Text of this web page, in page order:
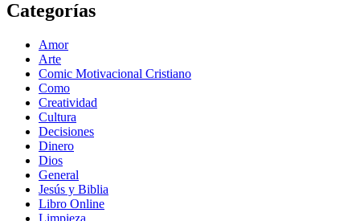
Categorías
Amor
Arte
Comic Motivacional Cristiano
Como
Creatividad
Cultura
Decisiones
Dinero
Dios
General
Jesús y Biblia
Libro Online
Limpieza